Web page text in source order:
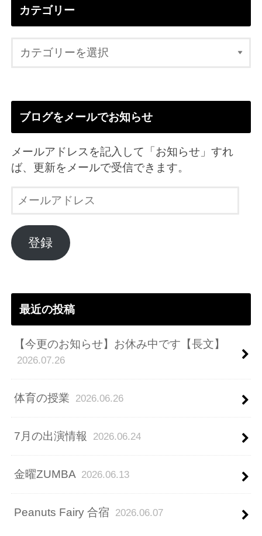
カテゴリー
ブログをメールでお知らせ
メールアドレスを記入して「お知らせ」すれ
ば、更新をメールで受信できます。
ル
ア
ド
登録
最近の投稿
【今更のお知らせ】お休み中です【長文】
2026.07.26
体育の授業 2026.06.26
7月の出演情報 2026.06.24
金曜ZUMBA 2026.06.13
Peanuts Fairy 合宿 2026.06.07